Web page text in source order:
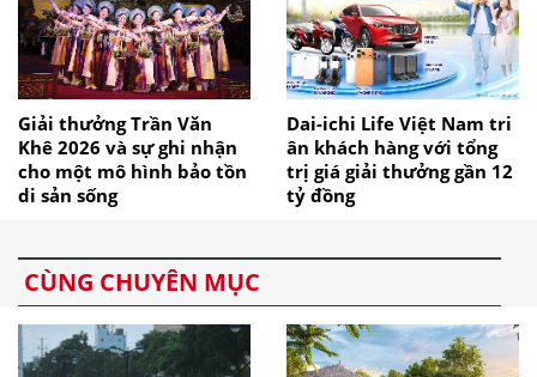
Giải thưởng Trần Văn
Khê 2026 và sự ghi nhận
cho một mô hình bảo tồn
di sản sống
Dai-ichi Life Việt Nam tri
ân khách hàng với tổng
trị giá giải thưởng gần 12
tỷ đồng
CÙNG CHUYÊN MỤC